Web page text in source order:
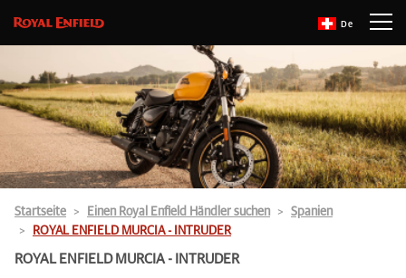
De
Startseite Einen Royal Enfield Händler suchen
Spanien
ROYAL ENFIELD MURCIA - INTRUDER
ROYAL ENFIELD MURCIA - INTRUDER